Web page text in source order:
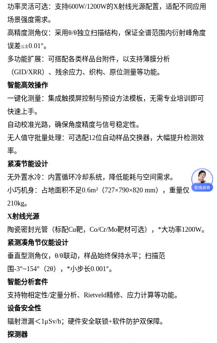
功率灵活可选：支持600W/1200W的X射线光源配置，适配不同应用
场景强度需求。
高精度测角仪：采用θ/θ独立扫描结构，保证全谱范围内衍射峰角度
误差≤±0.01°。
多功能扩展：可搭配各类样品台附件，以支持薄膜分析
（GID/XRR）、残余应力、织构、原位测量等功能。
智能高效操作
一键化测量：集成触摸屏控制与预设方法模板，无需专业培训即可
快速上手。
自动校准光路，确保角度精度与信号稳定性。
无人值守批量处理：可选配12位自动样品交换器，大幅提升检测效
率。
紧凑节能设计
无外置水冷：内置循环冷却系统，降低能耗与空间需求。
小巧机身：占地面积不足0.6m²（727×790×820 mm），重量仅
210kg。
X射线光源
陶瓷密封光管（标配Cu靶，Co/Cr/Mo靶材可选），*大功率1200W。
紧测凑角节仪能设计
垂直型测角仪，θ/θ联动，样品始终保持水平；扫描范
围-3°~154°（2θ），*小步长0.001°。
智能分析套件
支持物相定性/定量分析、Rietveld精修、应力计算等功能。
设备安全性
辐射泄漏＜1μSv/h；硬件安全联锁+软件防护双保障。
探测器